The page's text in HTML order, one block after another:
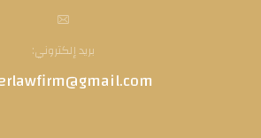
بريد إلكتروني: